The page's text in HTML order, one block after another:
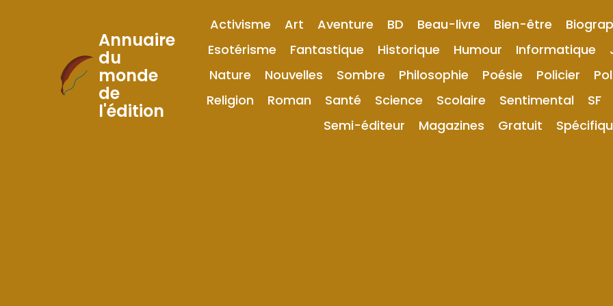
Skip
to
Content
Annuaire
du
monde
de
l'édition
Activisme Art Aventure BD Beau-livre Bien-être
Esotérisme
Fantastique Historique Humour Informatique
Nature
Nouvelles Sombre Philosophie Poésie Policier
Religion
Roman Santé Science Scolaire Sentimental
SF
Semi-éditeur
Magazines Gratuit